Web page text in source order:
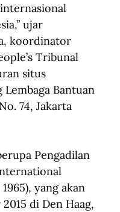
ujar
koordinator
Tribunal
situs
Lembaga Bantuan
74, Jakarta
Pengadilan
yang akan
di Den Haag,